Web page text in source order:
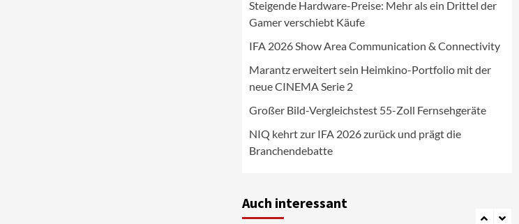
Steigende Hardware-Preise: Mehr als ein Drittel der
Gamer verschiebt Käufe
IFA 2026 Show Area Communication & Connectivity
Marantz erweitert sein Heimkino-Portfolio mit der
neue CINEMA Serie 2
Großer Bild-Vergleichstest 55-Zoll Fernsehgeräte
NIQ kehrt zur IFA 2026 zurück und prägt die
Branchendebatte
Auch interessant
5
Wirtschaft
NIQ kehrt zur IFA 2026 zurück
Branchendebatte
6
Aktuell
in strategisch wichtigen
Märkten aus
7
Ventilatoren